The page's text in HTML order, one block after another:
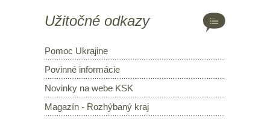
Užitočné odkazy
Pomoc Ukrajine
Povinné informácie
Novinky na webe KSK
Magazín - Rozhýbaný kraj